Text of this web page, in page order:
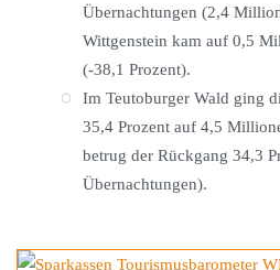
Übernachtungen (2,4
Wittgenstein kam auf 0,5
(-38,1 Prozent).
Im Teutoburger Wald ging
35,4 Prozent auf 4,5
betrug der Rückgang 34,3
Übernachtungen).